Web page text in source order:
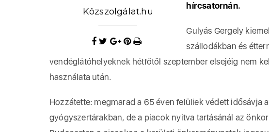
Közszolgálat.hu
hírcsatornán.
Gulyás Gergely
szállodákban és
vendéglátóhelyeknek hétfőtől szeptember elsejéig nem
használata után.
Hozzátette: megmarad a 65 éven felüliek védett idősávja
gyógyszertárakban, de a piacok nyitva tartásánál az